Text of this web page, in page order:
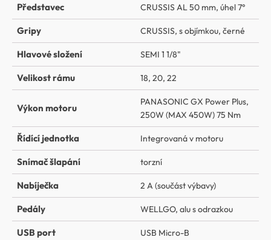
Představec CRUSSIS AL 50 mm, úhel 7°
Gripy CRUSSIS, s objímkou, černé
Hlavové složení SEMI 1 1/8"
Velikost rámu 18, 20, 22
Výkon motoru
PANASONIC GX Power Plus,
250W (MAX 450W) 75 Nm
Řídící jednotka Integrovaná v motoru
Snímač šlapání torzní
Nabíječka 2 A (součást výbavy)
Pedály WELLGO, alu s odrazkou
USB port USB Micro-B